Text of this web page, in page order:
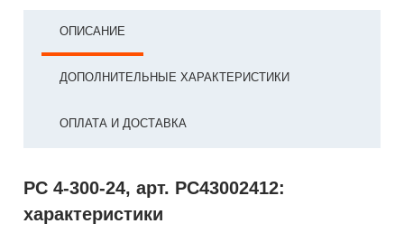
ОПИСАНИЕ
ДОПОЛНИТЕЛЬНЫЕ ХАРАКТЕРИСТИКИ
ОПЛАТА И ДОСТАВКА
РС 4-300-24, арт. РС43002412:
характеристики